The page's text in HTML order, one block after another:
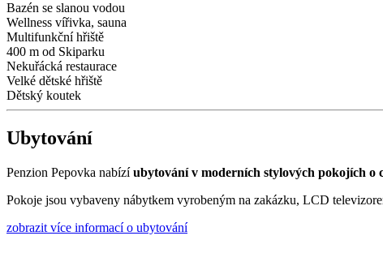
Bazén se slanou vodou
Wellness vířivka, sauna
Multifunkční hřiště
400 m od Skiparku
Nekuřácká restaurace
Velké dětské hřiště
Dětský koutek
Ubytování
Penzion Pepovka nabízíubytování v moderních stylových pokojích o
Pokoje jsou vybaveny nábytkem vyrobeným na zakázku, LCD
zobrazit více informací o ubytování